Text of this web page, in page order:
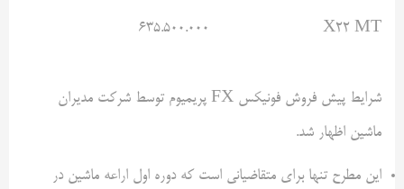
X22 MT ۶۳۵.۵۰۰.۰۰۰
شرایط پیش فروش فونیکس FX پریمیوم توسط شرکت مدیران
ماشین اظهار شد.
این مطرح تنها برای متقاضیانی است که دوره اول اراعه ماشین در